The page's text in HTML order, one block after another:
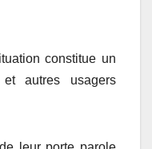
constitue un
autres usagers